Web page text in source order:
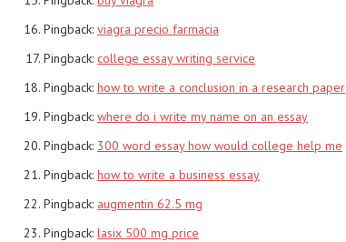
Pingback: viagra precio farmacia
Pingback: college essay writing service
Pingback: how to write a conclusion in a research paper
Pingback: where do i write my name on an essay
Pingback: 300 word essay how would college help me
Pingback: how to write a business essay
Pingback: augmentin 62.5 mg
Pingback: lasix 500 mg price